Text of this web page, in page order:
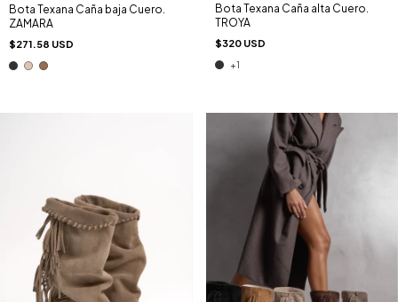
Bota Texana Caña baja Cuero.
ZAMARA
$271.58 USD
Bota Texana Caña alta Cuero.
TROYA
$320 USD
+1